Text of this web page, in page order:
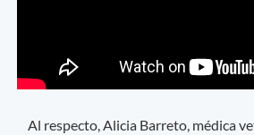
Al respecto, Alicia Barreto, médica